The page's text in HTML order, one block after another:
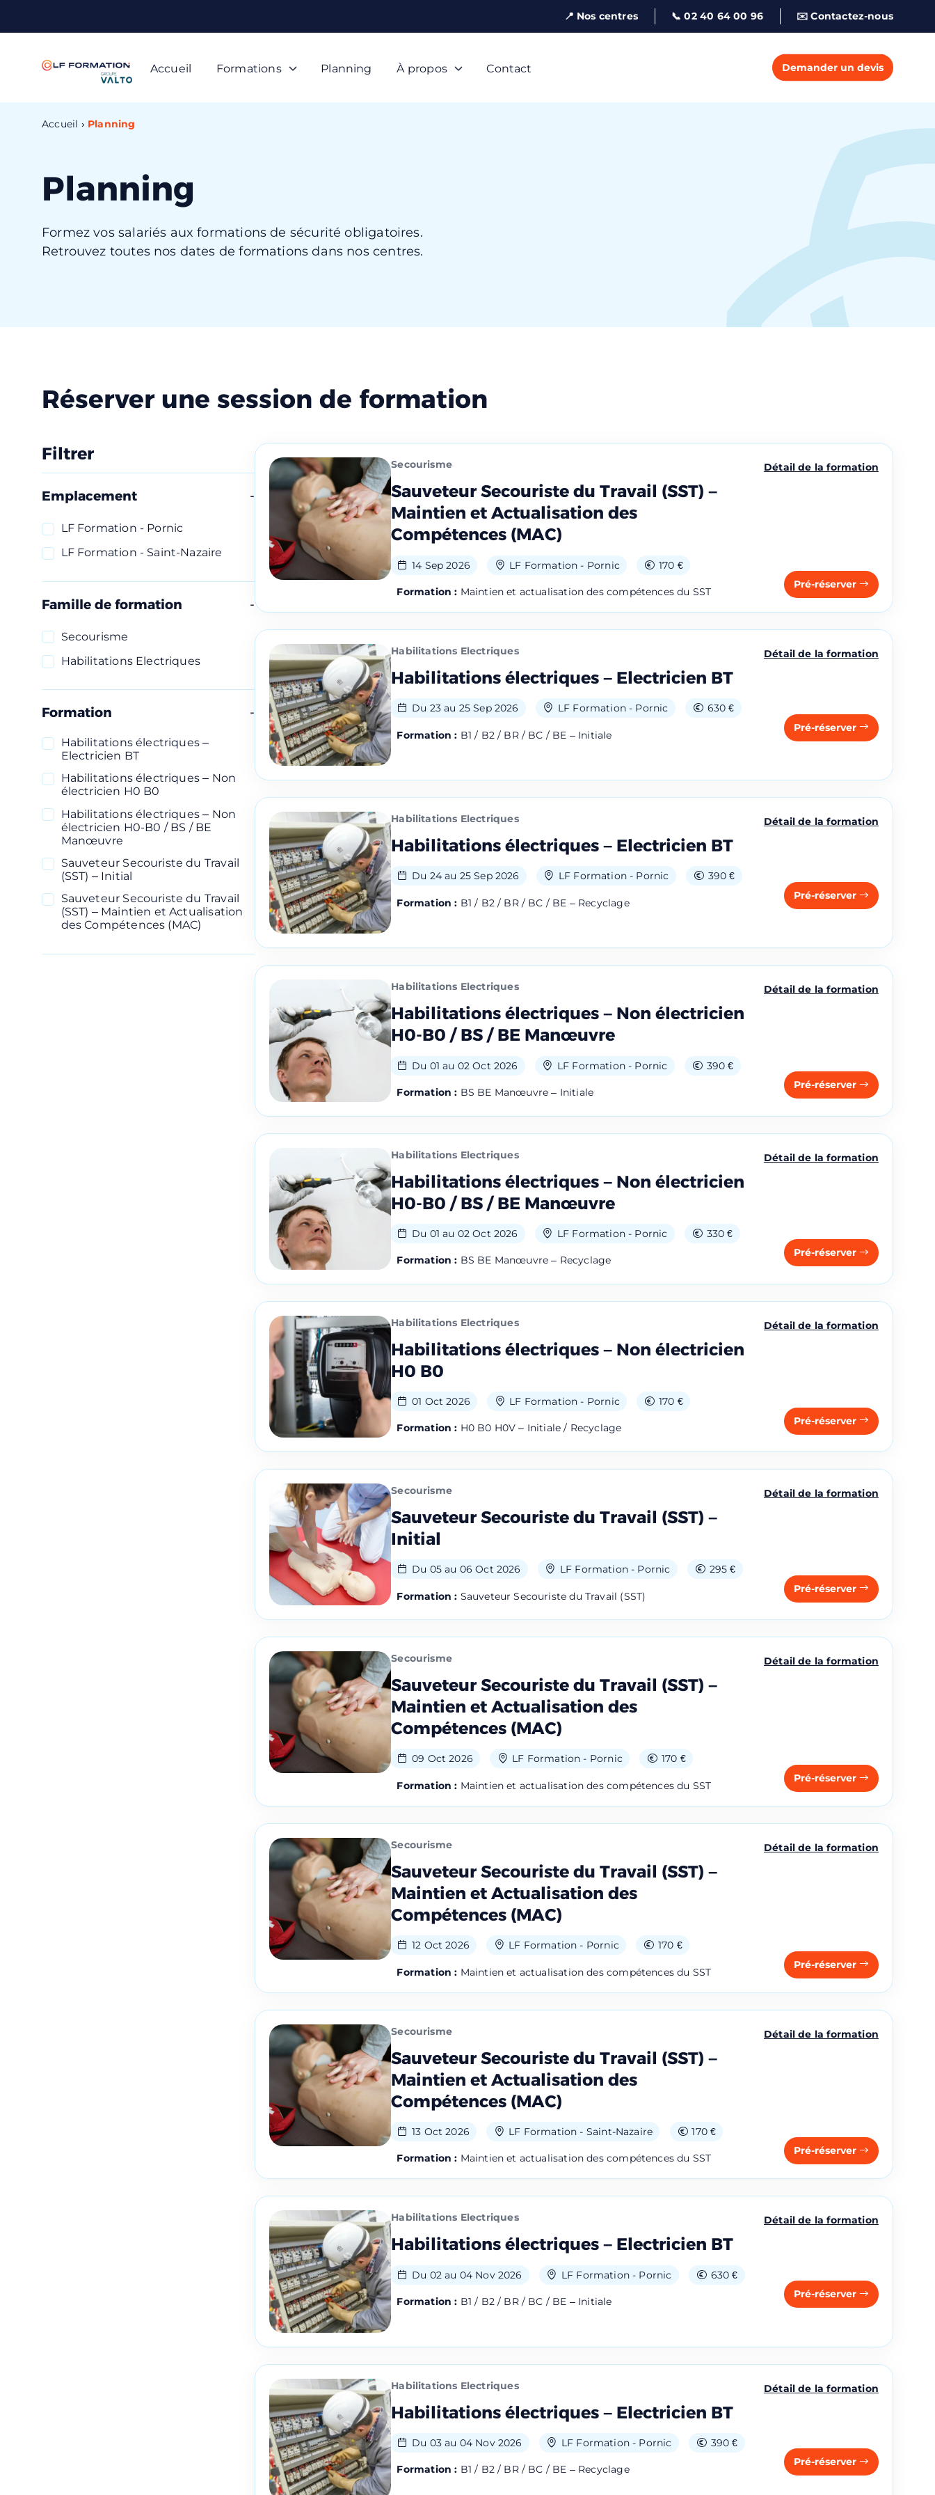
📍 Nos centres 📞 02 40 64 00 96 ✉️ Contactez-nous
Accueil Formations Planning À propos Contact Demander un devis
Accueil Planning
Planning
Formez vos salariés aux formations de sécurité obligatoires.
Retrouvez toutes nos dates de formations dans nos centres.
Réserver une session de formation
Filtrer
Emplacement
LF Formation - Pornic
LF Formation - Saint-Nazaire
Famille de formation
Secourisme
Habilitations Electriques
Formation
Habilitations électriques –
Electricien BT
Habilitations électriques – Non
électricien H0 B0
Habilitations électriques – Non
électricien H0-B0 / BS / BE
Manœuvre
Sauveteur Secouriste du Travail
(SST) – Initial
Sauveteur Secouriste du Travail
(SST) – Maintien et Actualisation
des Compétences (MAC)
Secourisme
Sauveteur Secouriste du Travail (SST) –
Maintien et Actualisation des
Compétences (MAC)
Détail de la formation
14 Sep 2026 LF Formation - Pornic 170 €
Formation : Maintien et actualisation des compétences du SST
Pré-réserver
Habilitations Electriques
Habilitations électriques – Electricien BT
Détail de la formation
Du 23 au 25 Sep 2026 LF Formation - Pornic 630 €
Formation : B1 / B2 / BR / BC / BE – Initiale
Pré-réserver
Habilitations Electriques
Habilitations électriques – Electricien BT
Détail de la formation
Du 24 au 25 Sep 2026 LF Formation - Pornic 390 €
Formation : B1 / B2 / BR / BC / BE – Recyclage
Pré-réserver
Habilitations Electriques
Habilitations électriques – Non électricien
H0-B0 / BS / BE Manœuvre
Détail de la formation
Du 01 au 02 Oct 2026 LF Formation - Pornic 390 €
Formation : BS BE Manœuvre – Initiale
Pré-réserver
Habilitations Electriques
Habilitations électriques – Non électricien
H0-B0 / BS / BE Manœuvre
Détail de la formation
Du 01 au 02 Oct 2026 LF Formation - Pornic 330 €
Formation : BS BE Manœuvre – Recyclage
Pré-réserver
Habilitations Electriques
Habilitations électriques – Non électricien
H0 B0
Détail de la formation
01 Oct 2026 LF Formation - Pornic 170 €
Formation : H0 B0 H0V – Initiale / Recyclage
Pré-réserver
Secourisme
Sauveteur Secouriste du Travail (SST) –
Initial
Détail de la formation
Du 05 au 06 Oct 2026 LF Formation - Pornic 295 €
Formation : Sauveteur Secouriste du Travail (SST)
Pré-réserver
Secourisme
Sauveteur Secouriste du Travail (SST) –
Maintien et Actualisation des
Compétences (MAC)
Détail de la formation
09 Oct 2026 LF Formation - Pornic 170 €
Formation : Maintien et actualisation des compétences du SST
Pré-réserver
Secourisme
Sauveteur Secouriste du Travail (SST) –
Maintien et Actualisation des
Compétences (MAC)
Détail de la formation
12 Oct 2026 LF Formation - Pornic 170 €
Formation : Maintien et actualisation des compétences du SST
Pré-réserver
Secourisme
Sauveteur Secouriste du Travail (SST) –
Maintien et Actualisation des
Compétences (MAC)
Détail de la formation
13 Oct 2026 LF Formation - Saint-Nazaire 170 €
Formation : Maintien et actualisation des compétences du SST
Pré-réserver
Habilitations Electriques
Habilitations électriques – Electricien BT
Détail de la formation
Du 02 au 04 Nov 2026 LF Formation - Pornic 630 €
Formation : B1 / B2 / BR / BC / BE – Initiale
Pré-réserver
Habilitations Electriques
Habilitations électriques – Electricien BT
Détail de la formation
Du 03 au 04 Nov 2026 LF Formation - Pornic 390 €
Formation : B1 / B2 / BR / BC / BE – Recyclage
Pré-réserver
Réserver une session
Vous êtes
Prénom
Adresse e-mail Numéro de téléphone
Votre message
Réserver
Une question ?
Appelez au02 40 64 00 96
LFFormation utilise vos données pour répondre à votre demande et, avec votre accord, vous adresser ses
offres. Pour en savoir plus, consultez notre politique de confidentialité.